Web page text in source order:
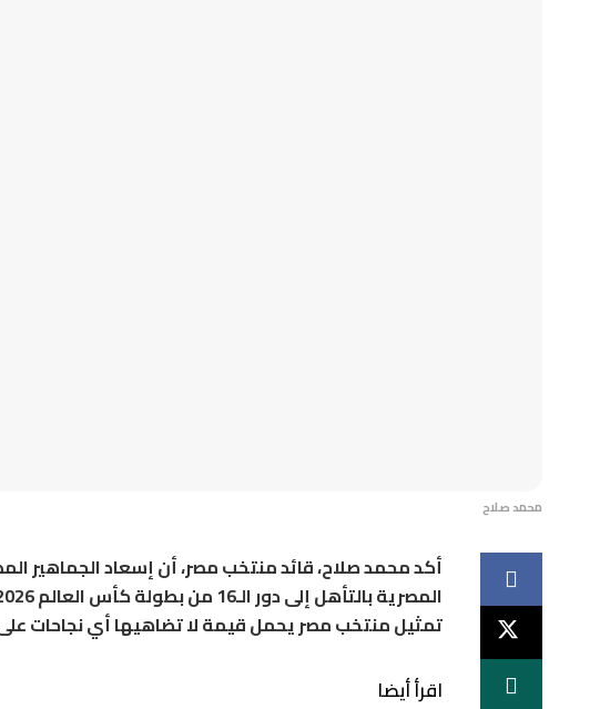
محمد صلاح
أكد محمد صلاح، قائد منتخب مصر، أن إسعاد الجماهير
تمثيل منتخب مصر يحمل قيمة لا تضاهيها أي نجاحات
اقرأ أيضا